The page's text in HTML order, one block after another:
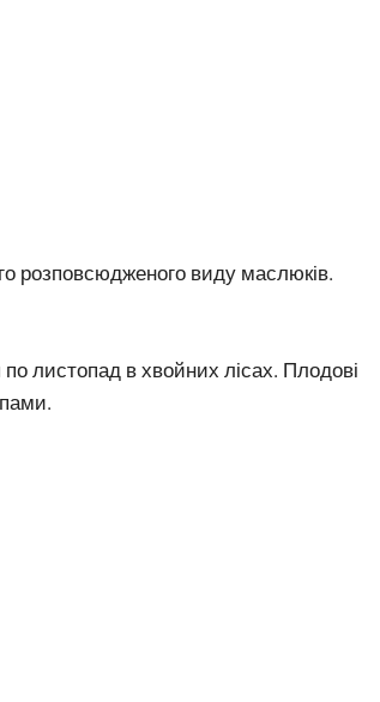
розповсюдженого виду маслюків.
листопад в хвойних лісах. Плодові